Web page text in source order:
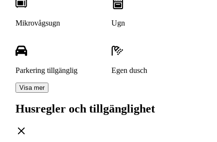
Mikrovågsugn Ugn
Parkering tillgänglig Egen dusch
Visa mer
Husregler och tillgänglighet